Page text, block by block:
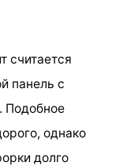
считается
панель с
Подобное
однако
долго